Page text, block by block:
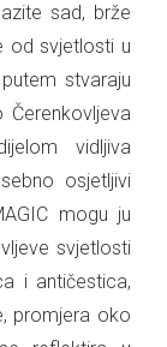
sad, brže
od svjetlosti u
stvaraju
vidljiva
osjetljivi
mogu ju
svjetlosti
i antičestica,
promjera oko